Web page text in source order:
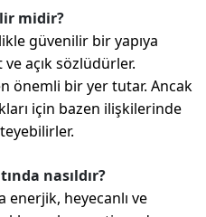
midir?
güvenilir bir yapıya
açık sözlüdürler.
önemli bir yer tutar. Ancak
için bazen ilişkilerinde
nasıldır?
enerjik, heyecanlı ve